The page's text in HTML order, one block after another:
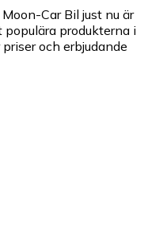
Car Bil just nu är
produkterna i
och erbjudande